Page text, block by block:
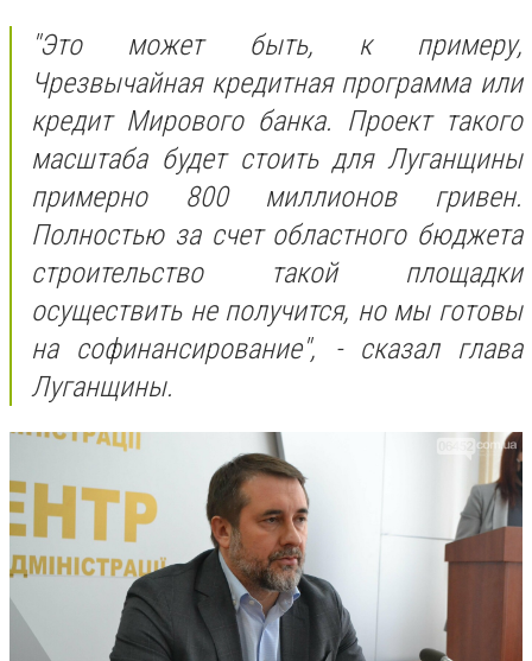
"Это может быть, к примеру,
Чрезвычайная кредитная программа или
кредит Мирового банка. Проект такого
масштаба будет стоить для Луганщины
примерно 800 миллионов гривен.
Полностью за счет областного бюджета
строительство такой площадки
осуществить не получится, но мы готовы
на софинансирование", - сказал глава
Луганщины.